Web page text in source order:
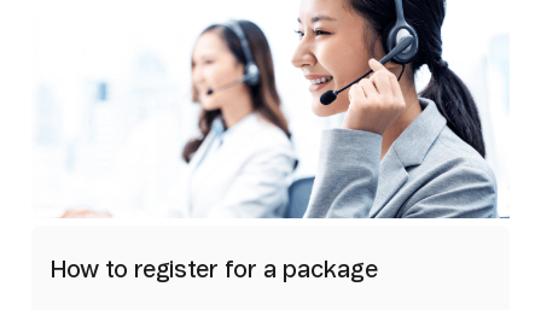
How to register for a package